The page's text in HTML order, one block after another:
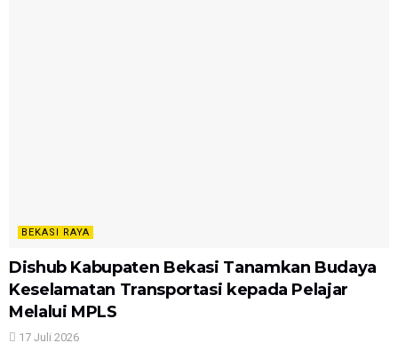
BEKASI RAYA
Dishub Kabupaten Bekasi Tanamkan Budaya
Keselamatan Transportasi kepada Pelajar
Melalui MPLS
17 Juli 2026